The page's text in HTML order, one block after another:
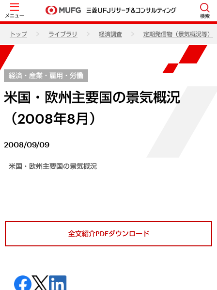
メニュー 検索
トップ ライブラリ 経済調査 定期発信物（景気概況等）
経済・産業・雇用・労働
米国・欧州主要国の景気概況
（2008年8月）
2008/09/09
米国・欧州主要国の景気概況
全文紹介PDFダウンロード